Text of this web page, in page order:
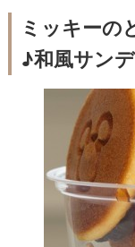
ミッキーの
♪和風サン